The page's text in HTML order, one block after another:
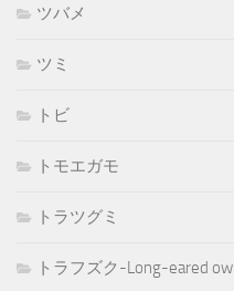
ツバメ
ツミ
トビ
トモエガモ
トラツグミ
トラフズク-Long-eared owl